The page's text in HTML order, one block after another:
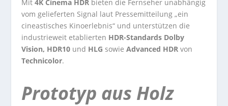
Mit4K Cinema HDR bieten die Fernseher unabhängig
vom gelieferten Signal laut Pressemitteilung „ein
cineastisches Kinoerlebnis“ und unterstützen die
industrieweit etablierten HDR-Standards Dolby
Vision, HDR10 und HLG sowieAdvanced HDRvon
Technicolor.
Prototyp aus Holz